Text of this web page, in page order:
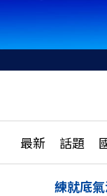
最新 話題
活動
練就底